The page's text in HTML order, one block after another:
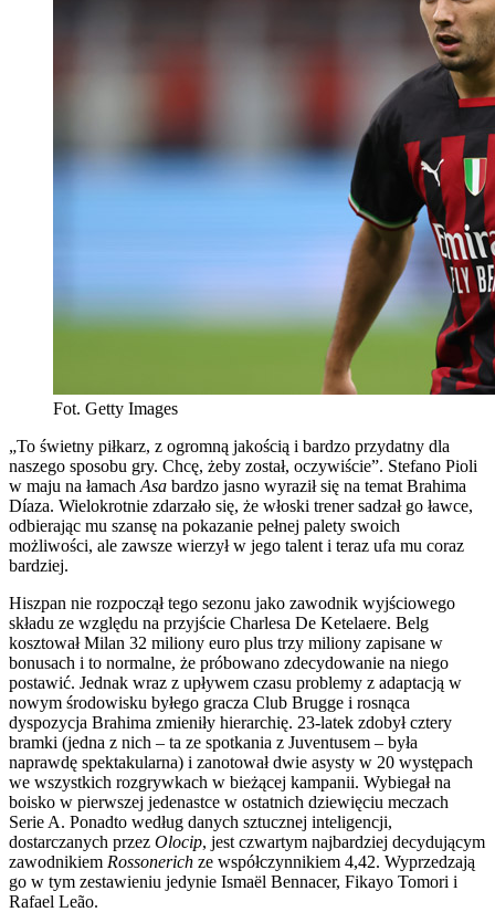
Fot. Getty Images
„To świetny piłkarz, z ogromną jakością i bardzo przydatny dla
naszego sposobu gry. Chcę, żeby został, oczywiście”. Stefano Pioli
w maju na łamach Asa bardzo jasno wyraził się na temat Brahima
Díaza. Wielokrotnie zdarzało się, że włoski trener sadzał go ławce,
odbierając mu szansę na pokazanie pełnej palety swoich
możliwości, ale zawsze wierzył w jego talent i teraz ufa mu coraz
bardziej.
Hiszpan nie rozpoczął tego sezonu jako zawodnik wyjściowego
składu ze względu na przyjście Charlesa De Ketelaere. Belg
kosztował Milan 32 miliony euro plus trzy miliony zapisane w
bonusach i to normalne, że próbowano zdecydowanie na niego
postawić. Jednak wraz z upływem czasu problemy z adaptacją w
nowym środowisku byłego gracza Club Brugge i rosnąca
dyspozycja Brahima zmieniły hierarchię. 23-latek zdobył cztery
bramki (jedna z nich – ta ze spotkania z Juventusem – była
naprawdę spektakularna) i zanotował dwie asysty w 20 występach
we wszystkich rozgrywkach w bieżącej kampanii. Wybiegał na
boisko w pierwszej jedenastce w ostatnich dziewięciu meczach
Serie A. Ponadto według danych sztucznej inteligencji,
dostarczanych przez Olocip, jest czwartym najbardziej decydującym
zawodnikiem Rossonerich ze współczynnikiem 4,42. Wyprzedzają
go w tym zestawieniu jedynie Ismaël Bennacer, Fikayo Tomori i
Rafael Leão.